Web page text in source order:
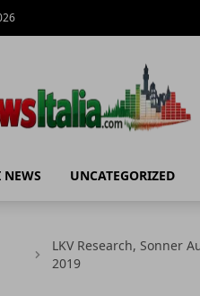
UNCATEGORIZED
LKV Research, Sonner
2019